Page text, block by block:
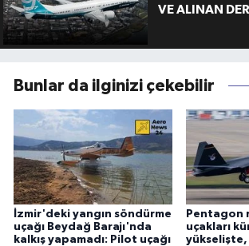
VE ALINAN
Bunlar da ilginizi çekebilir
İzmir'deki yangın söndürme
uçağı Beydağ Barajı'nda
kalkış yapamadı: Pilot uçağı
Pentagon
uçakları